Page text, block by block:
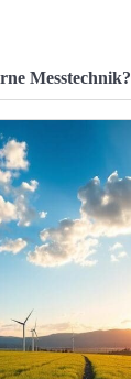
Messtechnik?